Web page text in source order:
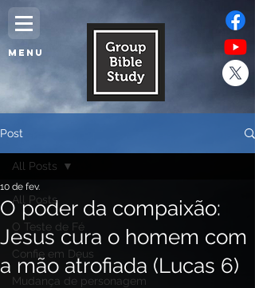
MENU
Post
All Posts
O Teste de Fé
Confie em Deus
Mudança de personagem
All Posts
O poder da compaixão:
Jesus cura o homem com
a mão atrofiada (Lucas 6)
10 de fev.